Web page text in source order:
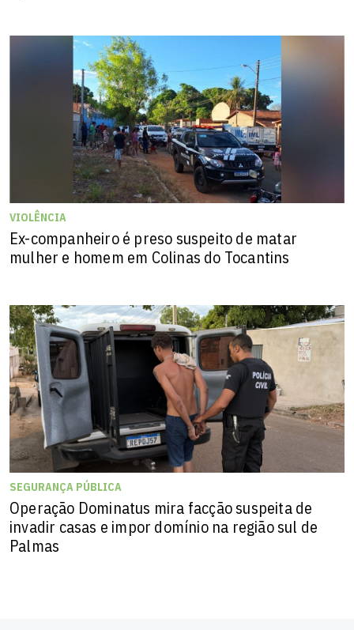
VIOLÊNCIA
Ex-companheiro é preso suspeito de matar
mulher e homem em Colinas do Tocantins
SEGURANÇA PÚBLICA
Operação Dominatus mira facção suspeita de
invadir casas e impor domínio na região sul de
Palmas